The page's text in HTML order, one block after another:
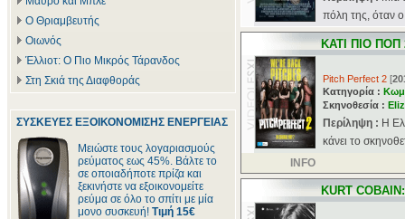
Ο Θριαμβευτής
Οιωνός
Έλλιοτ: Ο Πιο Μικρός Τάρανδος
Στη Σκιά της Διαφθοράς
ΣΥΣΚΕΥΕΣ ΕΞΟΙΚΟΝΟΜΙΣΗΣ ΕΝΕΡΓΕΙΑΣ
Μειώστε τους λογαριασμούς
ρεύματος εως 45%. Βάλτε το
σε οποιαδήποτε πρίζα και
ξεκινήστε να εξοικονομείτε
ρεύμα σε όλο το σπίτι με μία
μονο συσκευή! Τιμή 15€
πόλη της, όταν
ΚΑΤΙ ΠΙΟ ΠΟΠ
Pitch Perfect 2 [
Κατηγορία :
Σκηνοθεσία :
Περίληψη : Η
κάνει το
INFO
KURT